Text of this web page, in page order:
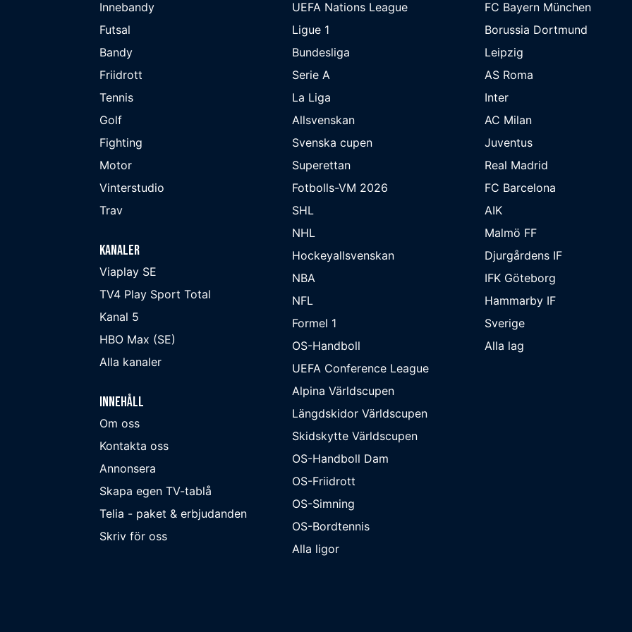
Innebandy
Futsal
Bandy
Friidrott
Tennis
Golf
Fighting
Motor
Vinterstudio
Trav
Kanaler
Viaplay SE
TV4 Play Sport Total
Kanal 5
HBO Max (SE)
Alla kanaler
Innehåll
Om oss
Kontakta oss
Annonsera
Skapa egen TV-tablå
Telia - paket & erbjudanden
Skriv för oss
UEFA Nations League
Ligue 1
Bundesliga
Serie A
La Liga
Allsvenskan
Svenska cupen
Superettan
Fotbolls-VM 2026
SHL
NHL
Hockeyallsvenskan
NBA
NFL
Formel 1
OS-Handboll
UEFA Conference League
Alpina Världscupen
Längdskidor Världscupen
Skidskytte Världscupen
OS-Handboll Dam
OS-Friidrott
OS-Simning
OS-Bordtennis
Alla ligor
FC Bayern München
Borussia Dortmund
Leipzig
AS Roma
Inter
AC Milan
Juventus
Real Madrid
FC Barcelona
AIK
Malmö FF
Djurgårdens IF
IFK Göteborg
Hammarby IF
Sverige
Alla lag